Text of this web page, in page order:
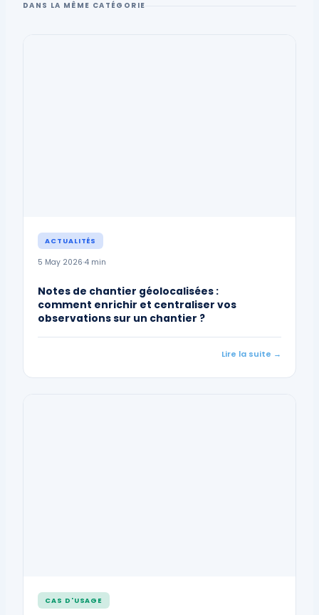
DANS LA MÊME CATÉGORIE
ACTUALITÉS
5 May 2026 4 min
Notes de chantier géolocalisées :
comment enrichir et centraliser vos
observations sur un chantier ?
Lire la suite →
CAS D'USAGE